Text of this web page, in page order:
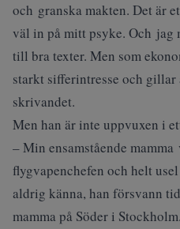
och granska makten. Det är
väl in på mitt psyke. Och jag
till bra texter. Men som
starkt sifferintresse och gillar
skrivandet.
Men han är inte uppvuxen i
– Min ensamstående
flygvapenchefen och helt
aldrig känna, han försvann
mamma på Söder i